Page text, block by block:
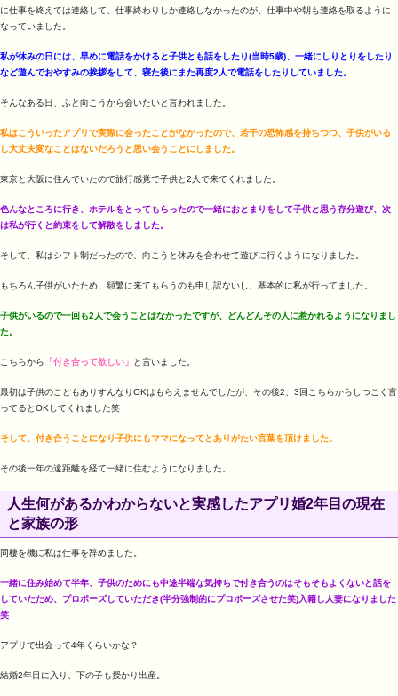
に仕事を終えては連絡して、仕事終わりしか連絡しなかったのが、仕事中や朝も連絡を取るように
なっていました。
私が休みの日には、早めに電話をかけると子供とも話をしたり(当時5歳)、一緒にしりとりをしたり
など遊んでおやすみの挨拶をして、寝た後にまた再度2人で電話をしたりしていました。
そんなある日、ふと向こうから会いたいと言われました。
私はこういったアプリで実際に会ったことがなかったので、若干の恐怖感を持ちつつ、子供がいる
し大丈夫変なことはないだろうと思い会うことにしました。
東京と大阪に住んでいたので旅行感覚で子供と2人で来てくれました。
色んなところに行き、ホテルをとってもらったので一緒におとまりをして子供と思う存分遊び、次
は私が行くと約束をして解散をしました。
そして、私はシフト制だったので、向こうと休みを合わせて遊びに行くようになりました。
もちろん子供がいたため、頻繁に来てもらうのも申し訳ないし、基本的に私が行ってました。
子供がいるので一回も2人で会うことはなかったですが、どんどんその人に惹かれるようになりまし
た。
こちらから 「付き合って欲しい」 と言いました。
最初は子供のこともありすんなりOKはもらえませんでしたが、その後2、3回こちらからしつこく言
ってるとOKしてくれました笑
そして、付き合うことになり子供にもママになってとありがたい言葉を頂けました。
その後一年の遠距離を経て一緒に住むようになりました。
人生何があるかわからないと実感したアプリ婚2年目の現在
と家族の形
同棲を機に私は仕事を辞めました。
一緒に住み始めて半年、子供のためにも中途半端な気持ちで付き合うのはそもそもよくないと話を
していたため、プロポーズしていただき(半分強制的にプロポーズさせた笑)入籍し人妻になりました
笑
アプリで出会って4年くらいかな？
結婚2年目に入り、下の子も授かり出産。